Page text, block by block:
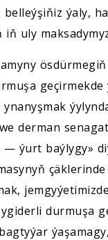
ýaly,
uly
geçirmekde
derman
— ýurt baýlygy»
çäklerinde
durmuşa